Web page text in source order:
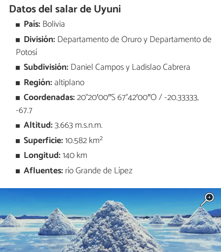
Datos del salar de Uyuni
País: Bolivia
División: Departamento de Oruro y Departamento de
Potosí
Subdivisión: Daniel Campos y Ladislao Cabrera
Región: altiplano
Coordenadas:20°20′00″S 67°42′00″O / -20.33333,
-67.7
Altitud:3.663 m.s.n.m.
Superficie:10.582 km²
Longitud:140 km
Afluentes: río Grande de Lípez